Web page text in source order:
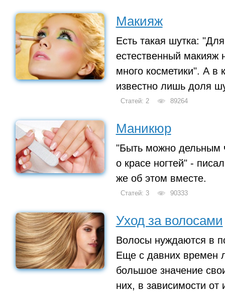
Макияж
Есть такая шутка:
естественный макияж
много косметики". А в
известно лишь доля
Статей: 2 89264
Маникюр
"Быть можно дельным
о красе ногтей" -
же об этом вместе.
Статей: 3 90333
Уход за волосами
Волосы нуждаются в
Еще с давних времен
большое значение
них, в зависимости от